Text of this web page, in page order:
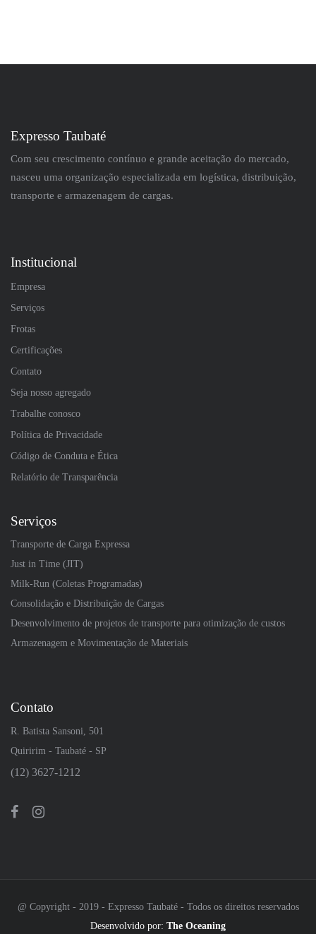
Expresso Taubaté
Com seu crescimento contínuo e grande aceitação do mercado,
nasceu uma organização especializada em logística, distribuição,
transporte e armazenagem de cargas.
Institucional
Empresa
Serviços
Frotas
Certificações
Contato
Seja nosso agregado
Trabalhe conosco
Política de Privacidade
Código de Conduta e Ética
Relatório de Transparência
Serviços
Transporte de Carga Expressa
Just in Time (JIT)
Milk-Run (Coletas Programadas)
Consolidação e Distribuição de Cargas
Desenvolvimento de projetos de transporte para otimização de custos
Armazenagem e Movimentação de Materiais
Contato
R. Batista Sansoni, 501
Quiririm - Taubaté - SP
(12) 3627-1212
@ Copyright - 2019 - Expresso Taubaté - Todos os direitos reservados
Desenvolvido por: The Oceaning